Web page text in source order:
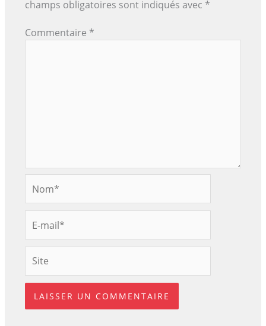
champs obligatoires sont indiqués avec *
Commentaire *
mail*